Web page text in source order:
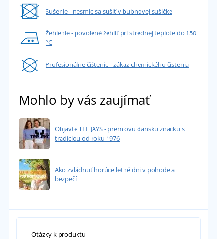
Sušenie - nesmie sa sušiť v bubnovej sušičke
Žehlenie - povolené žehliť pri strednej teplote do 150
°C
Profesionálne čištenie - zákaz chemického čistenia
Mohlo by vás zaujímať
Objavte TEE JAYS - prémiovú dánsku značku s
tradíciou od roku 1976
Ako zvládnuť horúce letné dni v pohode a
bezpečí
Otázky k produktu